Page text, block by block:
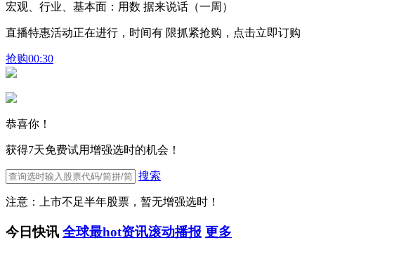
宏观、行业、基本面：用数 据来说话（一周）
直播特惠活动正在进行，时间有 限抓紧抢购，点击立即订购
抢购00:30
恭喜你！
获得7天免费试用增强选时的机会！
搜索
注意：上市不足半年股票，暂无增强选时！
今日快讯 全球最hot资讯滚动播报 更多